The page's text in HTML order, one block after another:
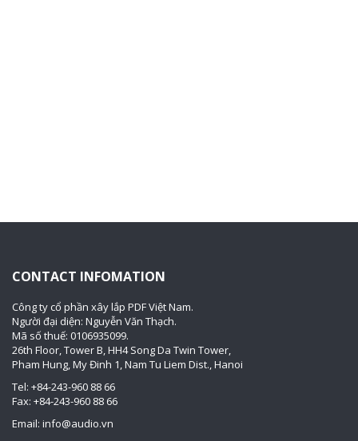
CONTACT INFOMATION
Công ty cổ phần xây lắp PDF Việt Nam.
Người đại diện: Nguyễn Văn Thạch.
Mã số thuế: 0106935099.
26th Floor, Tower B, HH4 Song Da Twin Tower,
Pham Hung, My Đinh 1, Nam Tu Liem Dist., Hanoi
Tel: +84-243-960 88 66
Fax: +84-243-960 88 66
Email: info@audio.vn